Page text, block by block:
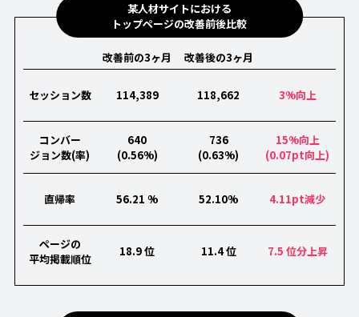
某人材サイトにおける
トップページの改善前後比較
改善前の3ヶ月 改善後の3ヶ月
セッション数 114,389 118,662 3%向上
コンバー
ジョン数(率)
640
(0.56%)
736
(0.63%)
15%向上
(0.07pt向上)
直帰率 56.21 % 52.10% 4.11pt減少
ページの
平均掲載順位
18.9 位 11.4 位 7.5 位分上昇